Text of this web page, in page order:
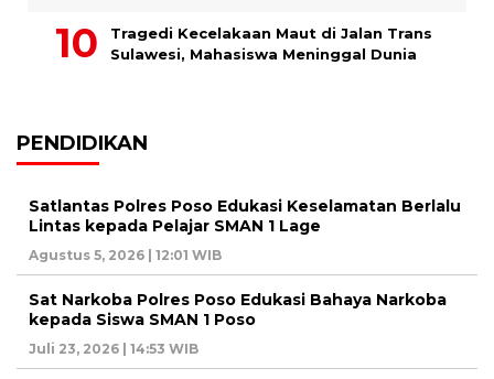
Tragedi Kecelakaan Maut di Jalan Trans
Sulawesi, Mahasiswa Meninggal Dunia
PENDIDIKAN
Satlantas Polres Poso Edukasi Keselamatan Berlalu
Lintas kepada Pelajar SMAN 1 Lage
Agustus 5, 2026 | 12:01 WIB
Sat Narkoba Polres Poso Edukasi Bahaya Narkoba
kepada Siswa SMAN 1 Poso
Juli 23, 2026 | 14:53 WIB